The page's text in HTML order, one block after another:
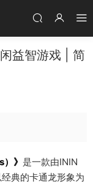
益智游戏 | 简
》 是一款由ININ
典的卡通龙形象为